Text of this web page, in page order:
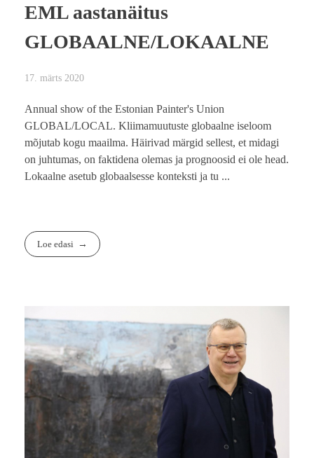
EML aastanäitus
GLOBAALNE/LOKAALNE
17. märts 2020
Annual show of the Estonian Painter's Union
GLOBAL/LOCAL. Kliimamuutuste globaalne iseloom
mõjutab kogu maailma. Häirivad märgid sellest, et midagi
on juhtumas, on faktidena olemas ja prognoosid ei ole head.
Lokaalne asetub globaalsesse konteksti ja tu ...
Loe edasi